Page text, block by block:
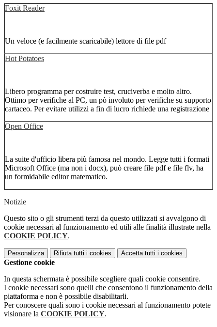
Foxit Reader
Un veloce (e facilmente scaricabile) lettore di file pdf
Hot Potatoes
Libero programma per costruire test, cruciverba e molto altro.
Ottimo per verifiche al PC, un pò involuto per verifiche su supporto
cartaceo. Per evitare utilizzi a fin di lucro richiede una registrazione
Open Office
La suite d'ufficio libera più famosa nel mondo. Legge tutti i formati
Microsoft Office (ma non i docx), può creare file pdf e file flv, ha
un formidabile editor matematico.
Notizie
Questo sito o gli strumenti terzi da questo utilizzati si avvalgono di
cookie necessari al funzionamento ed utili alle finalità illustrate nella
COOKIE POLICY.
Personalizza Rifiuta tutti i cookies Accetta tutti i cookies
Gestione cookie
In questa schermata è possibile scegliere quali cookie consentire.
I cookie necessari sono quelli che consentono il funzionamento della
piattaforma e non è possibile disabilitarli.
Per conoscere quali sono i cookie necessari al funzionamento potete
visionare la COOKIE POLICY.